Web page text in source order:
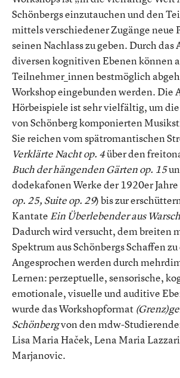
Schönbergs einzutauchen und den
mittels verschiedener Zugänge neue
seinen Nachlass zu geben. Durch das
diversen kognitiven Ebenen können
Teilnehmer_innen bestmöglich
Workshop eingebunden werden. Die
Hörbeispiele ist sehr vielfältig, um
von Schönberg komponierten
Sie reichen vom spätromantischen
Verklärte Nacht op. 4über den
Buch der hängenden Gärten op. 15
dodekafonen Werke der 1920er Jahre
op. 25, Suite op. 29) bis zur
Kantate Ein Überlebender aus
Dadurch wird versucht, dem breiten
Spektrum aus Schönbergs Schaffen
Angesprochen werden durch
Lernen: perzeptuelle, sensorische,
emotionale, visuelle und auditive
wurde das Workshopformat
Schönbergvon den mdw-
Lisa Maria Haček, Lena Maria
Marjanovic.